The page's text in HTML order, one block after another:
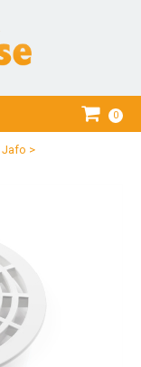
0
Jafo >